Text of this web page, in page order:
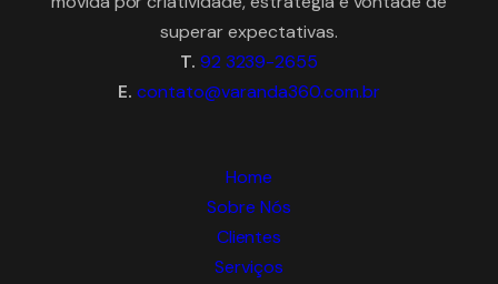
superar expectativas.
T. 92 3239-2655
E. contato@varanda360.com.br
Home
Sobre Nós
Clientes
Serviços